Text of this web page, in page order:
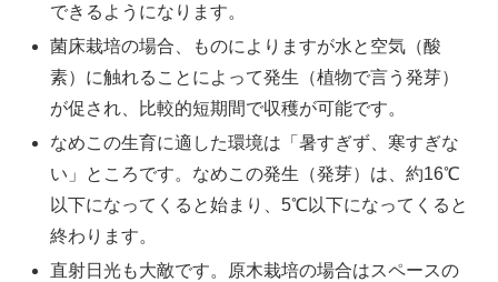
できるようになります。
菌床栽培の場合、ものによりますが水と空気（酸
素）に触れることによって発生（植物で言う発芽）
が促され、比較的短期間で収穫が可能です。
なめこの生育に適した環境は「暑すぎず、寒すぎな
い」ところです。なめこの発生（発芽）は、約16℃
以下になってくると始まり、5℃以下になってくると
終わります。
直射日光も大敵です。原木栽培の場合はスペースの